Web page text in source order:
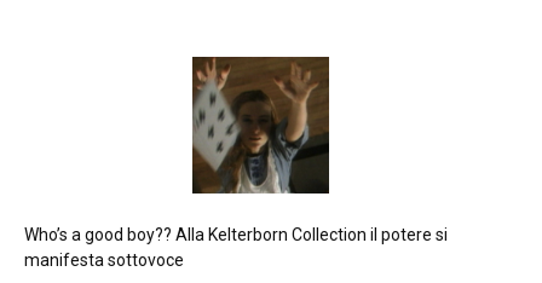
Who’s a good boy?? Alla Kelterborn Collection il potere si
manifesta sottovoce